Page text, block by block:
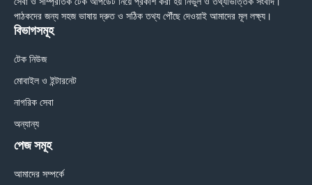
সেবা ও সাম্প্রতিক টেক আপডেট নিয়ে প্রকাশ করা হয় নির্ভুল ও তথ্যভিত্তিক সংবাদ।
পাঠকদের জন্য সহজ ভাষায় দ্রুত ও সঠিক তথ্য পৌঁছে দেওয়াই আমাদের মূল লক্ষ্য।
বিভাগসমূহ
টেক নিউজ
মোবাইল ও ইন্টারনেট
নাগরিক সেবা
অন্যান্য
পেজ সমূহ
আমাদের সম্পর্কে